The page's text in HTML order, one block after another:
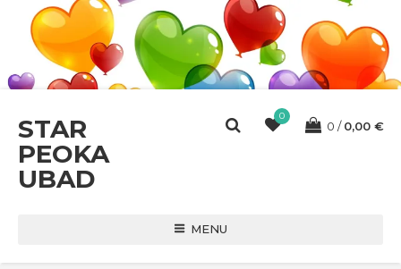
STAR
PEOKA
UBAD
0
0 0,00 €
MENU